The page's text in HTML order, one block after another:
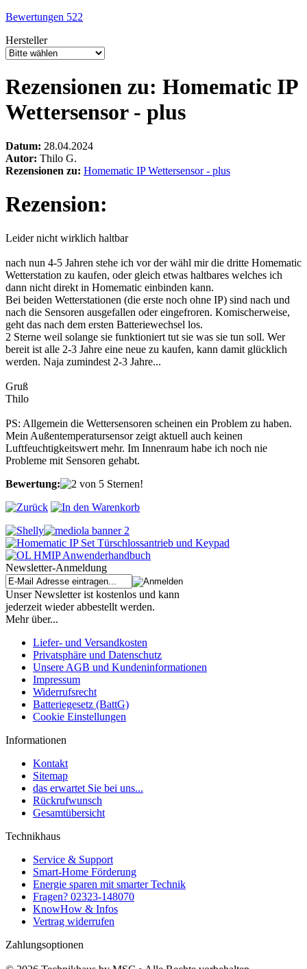
Bewertungen 522
Hersteller
Rezensionen zu: Homematic IP
Wettersensor - plus
Datum: 28.04.2024
Autor: Thilo G.
Rezensionen zu: Homematic IP Wettersensor - plus
Rezension:
Leider nicht wirklich haltbar
nach nun 4-5 Jahren stehe ich vor der wähl mir die dritte Homematic
Wetterstation zu kaufen, oder gleich etwas haltbares welches ich
dann nicht direkt in Homematic einbinden kann.
Bei beiden Wetterstationen (die erste noch ohne IP) sind nach und
nach die Sensoren ausgefallen oder eingefroren. Komischerweise,
geht das nach dem ersten Batteriewechsel los.
2 Sterne weil solange sie funktioniert tut sie was sie tun soll. Wer
bereit ist alle 2-3 Jahre eine neue zu kaufen, kann damit glücklich
werden. Naja zumindest 2-3 Jahre...
Gruß
Thilo
PS: Allgemein die Wettersensoren scheinen ein Problem zu haben.
Mein Außentemperatursensor zeigt aktuell auch keinen
Luftfeuchtigkeitswert mehr. Im Innenraum habe ich noch nie
Probleme mit Sensoren gehabt.
Bewertung:
Newsletter-Anmeldung
Unser Newsletter ist kostenlos und kann
jederzeit wieder abbestellt werden.
Mehr über...
Liefer- und Versandkosten
Privatsphäre und Datenschutz
Unsere AGB und Kundeninformationen
Impressum
Widerrufsrecht
Batteriegesetz (BattG)
Cookie Einstellungen
Informationen
Kontakt
Sitemap
das erwartet Sie bei uns...
Rückrufwunsch
Gesamtübersicht
Technikhaus
Service & Support
Smart-Home Förderung
Energie sparen mit smarter Technik
Fragen? 02323-148070
KnowHow & Infos
Vertrag widerrufen
Zahlungsoptionen